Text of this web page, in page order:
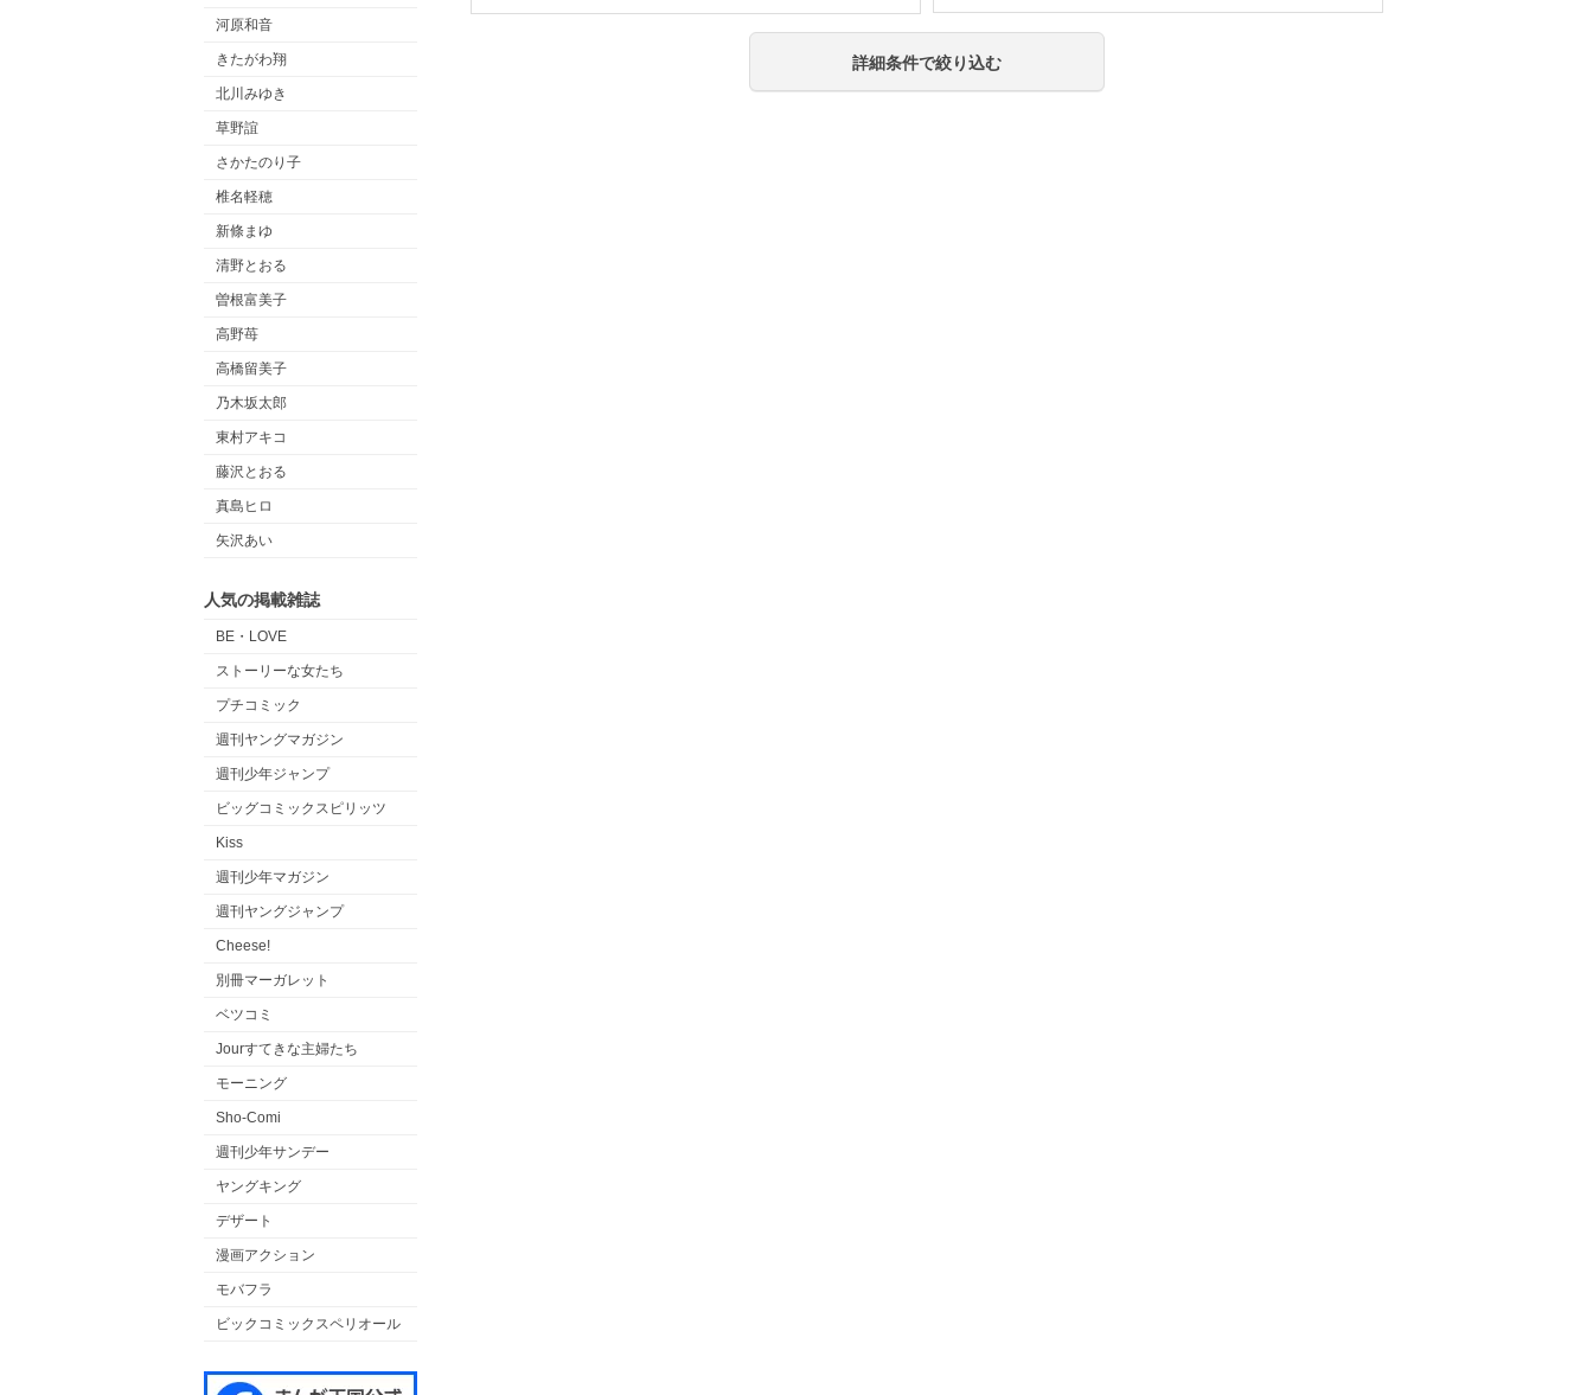
河原和音
きたがわ翔
北川みゆき
草野誼
さかたのり子
椎名軽穂
新條まゆ
清野とおる
曽根富美子
高野苺
高橋留美子
乃木坂太郎
東村アキコ
藤沢とおる
真島ヒロ
矢沢あい
人気の掲載雑誌
BE・LOVE
ストーリーな女たち
プチコミック
週刊ヤングマガジン
週刊少年ジャンプ
ビッグコミックスピリッツ
Kiss
週刊少年マガジン
週刊ヤングジャンプ
Cheese!
別冊マーガレット
ベツコミ
Jourすてきな主婦たち
モーニング
Sho-Comi
週刊少年サンデー
ヤングキング
デザート
漫画アクション
モバフラ
ビックコミックスペリオール
詳細条件で絞り込む